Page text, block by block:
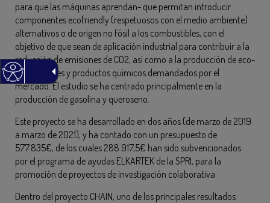
para que las máquinas aprendan- que permitan introducir
componentes ecofriendly (respetuosos con el medio ambiente)
alternativos o de origen no fósil a los combustibles, con el
objetivo de que sean de aplicación industrial para contribuir a la
reducción de emisiones de CO2, así como a la producción de eco-
combustibles y productos químicos demandados por el
mercado. El estudio se ha centrado principalmente en la
producción de gasolina y queroseno.
Este proyecto se ha desarrollado en dos años (de marzo de 2019
a marzo de 2021), y ha contado con un presupuesto de
577.835€, de los cuales 288.917,5€ han sido subvencionados
por el programa de ayudas ELKARTEK de la SPRI, para la
promoción de proyectos de investigación colaborativa.
Dentro del proyecto CHAIN, uno de los principales resultados